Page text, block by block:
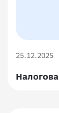
25.12.2025